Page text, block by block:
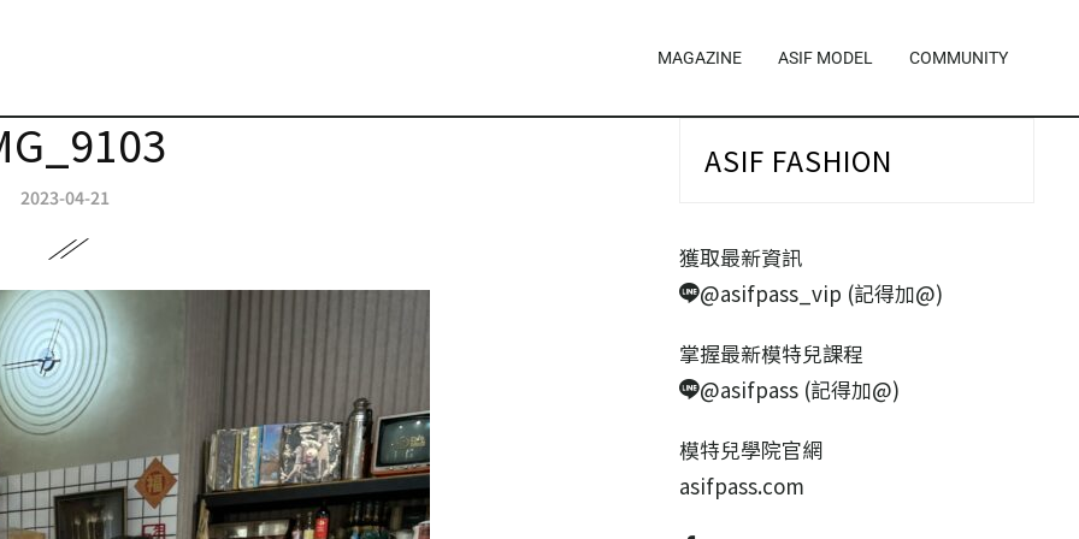
MAGAZINE ASIF MODEL COMMUNITY
2023-04-21
ASIF FASHION
獲取最新資訊
@asifpass_vip (記得加@)
掌握最新模特兒課程
@asifpass (記得加@)
模特兒學院官網
asifpass.com